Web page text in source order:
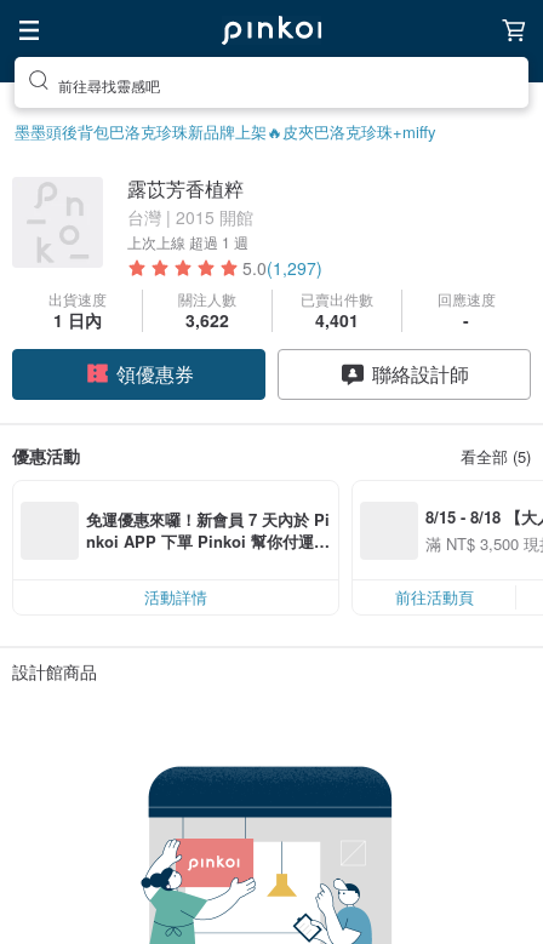
前往尋找靈感吧
墨墨頭後背包巴洛克珍珠新品牌上架🔥皮夾巴洛克珍珠+miffy
露苡芳香植粹
台灣 | 2015 開館
上次上線 超過 1 週
5.0(1,297)
出貨速度
1 日內
關注人數
3,622
已賣出件數
4,401
回應速度
-
領優惠券
聯絡設計師
優惠活動 看全部 (5)
免運優惠來囉！新會員 7 天內於 Pi
nkoi APP 下單 Pinkoi 幫你付運
活動詳情
8/15 - 8/18 【大
季】滿
50
滿 NT$ 3,500
前往活動頁
設計館商品